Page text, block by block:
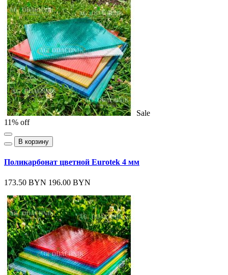
Sale
11% off
В корзину
Поликарбонат цветной Eurotek 4 мм
173.50 BYN 196.00 BYN